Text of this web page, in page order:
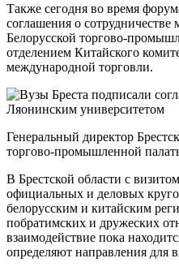
Также сегодня во время
соглашения о
Белорусской торгово-
отделением Китайского
международной торговли.
Генеральный директор
торгово-промышленной
В Брестской области с
официальных и деловых
белорусским и китайским
побратимских и дружеских
взаимодействие пока
определяют направления для